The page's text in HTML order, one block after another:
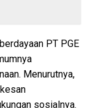
PT PGE
Menurutnya,
sosialnya.